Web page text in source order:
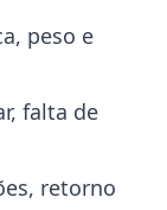
peso e
falta de
retorno